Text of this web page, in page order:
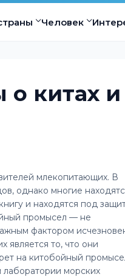
Человек
китах и
млекопитающих. В
однако многие
и находятся под
промысел — не
фактором
является то, что они
на китобойный
лаборатории морских